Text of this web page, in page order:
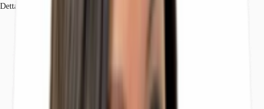
Dettagli dell'agente